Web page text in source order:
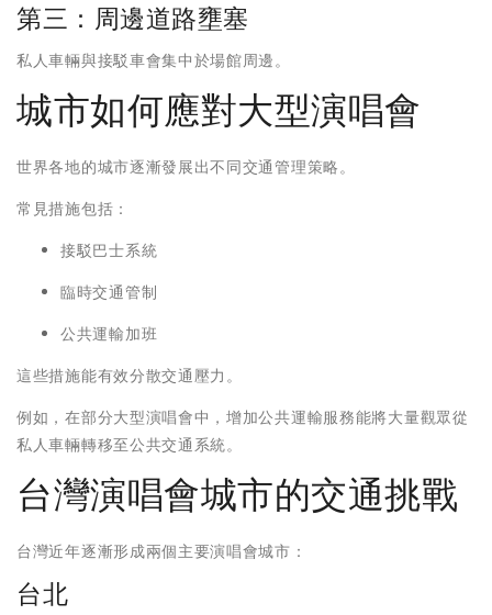
第三：周邊道路壅塞
私人車輛與接駁車會集中於場館周邊。
城市如何應對大型演唱會
世界各地的城市逐漸發展出不同交通管理策略。
常見措施包括：
接駁巴士系統
臨時交通管制
公共運輸加班
這些措施能有效分散交通壓力。
例如，在部分大型演唱會中，增加公共運輸服務能將大量觀眾從
私人車輛轉移至公共交通系統。
台灣演唱會城市的交通挑戰
台灣近年逐漸形成兩個主要演唱會城市：
台北